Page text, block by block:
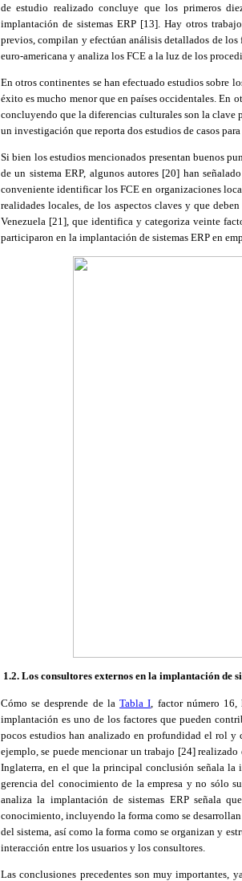
de estudio realizado concluye que los primeros
implantación de sistemas ERP [13] Hay otros
previos, compilan y efectúan análisis detallados de los
euro-americana y analiza los FCE a la luz de los
En otros continentes se han efectuado estudios sobre
éxito es mucho menor que en países occidentales. En
concluyendo que la diferencias culturales son la clave
un investigación que reporta dos estudios de casos
Si bien los estudios mencionados presentan buenos
de un sistema ERP, algunos autores [20] han
conveniente identificar los FCE en organizaciones
realidades locales, de los aspectos claves y que
Venezuela [21], que identifica y categoriza veinte
participaron en la implantación de sistemas ERP en
1.2. Los consultores externos en la implantación de
Cómo se desprende de laTabla I , factor número
implantación es uno de los factores que pueden
pocos estudios han analizado en profundidad el rol
ejemplo, se puede mencionar un trabajo [24] realizado
Inglaterra, en el que la principal conclusión señala la
gerencia del conocimiento de la empresa y no sólo
analiza la implantación de sistemas ERP señala
conocimiento, incluyendo la forma como se
del sistema, así como la forma como se organizan y
interacción entre los usuarios y los consultores.
Las conclusiones precedentes son muy importantes,